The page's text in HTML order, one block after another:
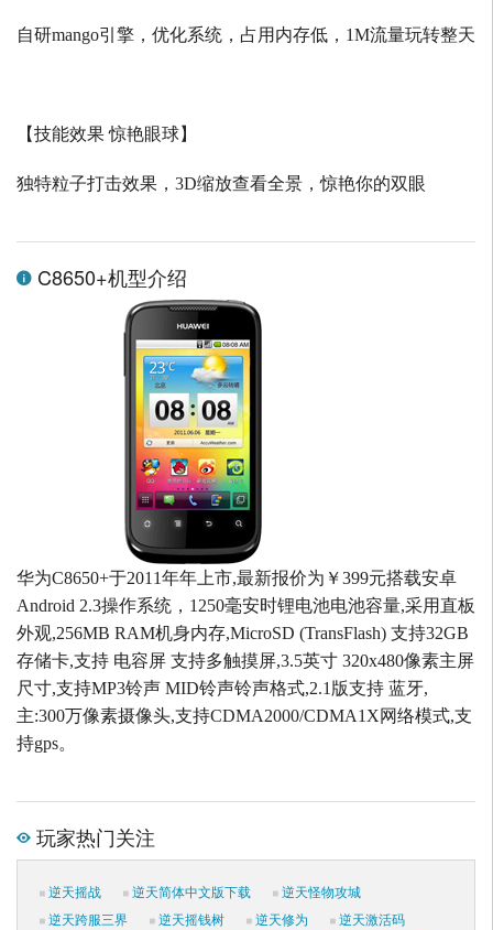
自研mango引擎，优化系统，占用内存低， 1M流量玩转整天
【技能效果 惊艳眼球】
独特粒子打击效果， 3D缩放查看全景，惊艳你的双眼
C8650+机型介绍
华为C8650+于2011年年上市,最新报价为￥399元搭载安卓
Android 2.3操作系统，1250毫安时锂电池电池容量,采用直板
外观,256MB RAM机身内存,MicroSD (TransFlash) 支持32GB
存储卡,支持 电容屏 支持多触摸屏,3.5英寸 320x480像素主屏
尺寸,支持MP3铃声 MID铃声铃声格式,2.1版支持 蓝牙,
主:300万像素摄像头,支持CDMA2000/CDMA1X网络模式,支
持gps。
玩家热门关注
逆天摇战 逆天简体中文版下载
逆天怪物攻城
逆天跨服三界
逆天摇钱树 逆天修为
逆天激活码